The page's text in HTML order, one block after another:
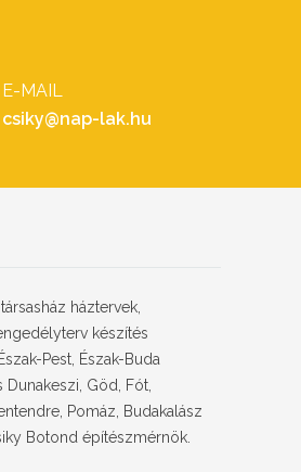
E-MAIL
csiky@nap-lak.hu
háztervek,
készítés
Pest, Észak-Buda
Dunakeszi, Göd, Fót,
Pomáz, Budakalász
Botond építészmérnök.